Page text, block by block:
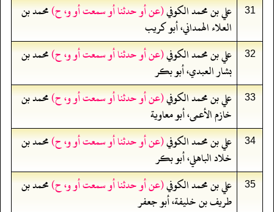
31 علي بن محمد الكوفي(عن أو حدثنا أو سمعت أو و، ح)محمد بن
العلاء الهمداني، أبو كريب
32 علي بن محمد الكوفي(عن أو حدثنا أو سمعت أو و، ح)محمد بن
بشار العبدي، أبو بكر
33 علي بن محمد الكوفي(عن أو حدثنا أو سمعت أو و، ح)محمد بن
خازم الأعمى، أبو معاوية
34 علي بن محمد الكوفي(عن أو حدثنا أو سمعت أو و، ح)محمد بن
خلاد الباهلي، أبو بكر
35 علي بن محمد الكوفي(عن أو حدثنا أو سمعت أو و، ح)محمد بن
طريف بن خليفة، أبو جعفر